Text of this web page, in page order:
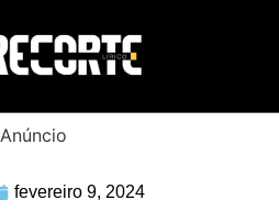
Anúncio
fevereiro 9, 2024